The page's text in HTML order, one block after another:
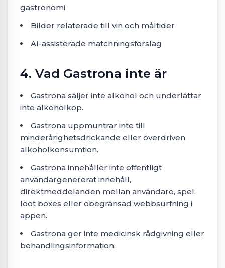
gastronomi
Bilder relaterade till vin och måltider
AI-assisterade matchningsförslag
4. Vad Gastrona inte är
Gastrona säljer inte alkohol och underlättar
inte alkoholköp.
Gastrona uppmuntrar inte till
minderårighetsdrickande eller överdriven
alkoholkonsumtion.
Gastrona innehåller inte offentligt
användargenererat innehåll,
direktmeddelanden mellan användare, spel,
loot boxes eller obegränsad webbsurfning i
appen.
Gastrona ger inte medicinsk rådgivning eller
behandlingsinformation.